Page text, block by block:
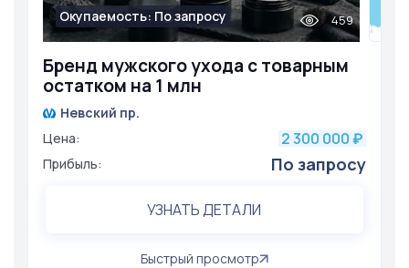
Бренд мужского ухода с товарным
остатком на 1 млн
Окупаемость: По запросу 459
Невский пр.
Цена:
2 300 000 ₽
Прибыль: По запросу
УЗНАТЬ ДЕТАЛИ
Быстрый просмотр